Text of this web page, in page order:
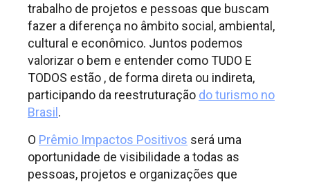
trabalho de projetos e pessoas que buscam
fazer a diferença no âmbito social, ambiental,
cultural e econômico. Juntos podemos
valorizar o bem e entender como TUDO E
TODOS estão , de forma direta ou indireta,
participando da reestruturação do turismo no
Brasil .
O Prêmio Impactos Positivos será uma
oportunidade de visibilidade a todas as
pessoas, projetos e organizações que